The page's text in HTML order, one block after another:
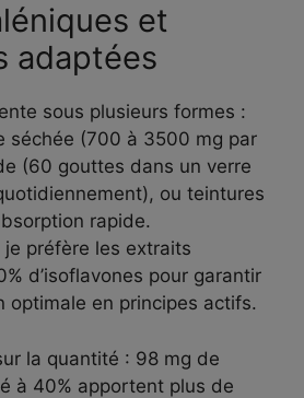
et
adaptées
sous plusieurs formes :
séchée (700 à 3500 mg par
(60 gouttes dans un verre
ou teintures
rapide.
préfère les extraits
d’isoflavones pour garantir
optimale en principes actifs.
la quantité : 98 mg de
à 40% apportent plus de